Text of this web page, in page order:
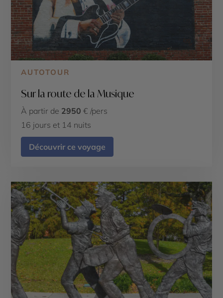
AUTOTOUR
Sur la route de la Musique
À partir de 2950 € /pers
16 jours et 14 nuits
Découvrir ce voyage